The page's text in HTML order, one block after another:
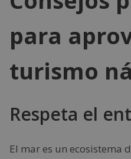
para
turismo
Respeta el
El mar es un ecosistema